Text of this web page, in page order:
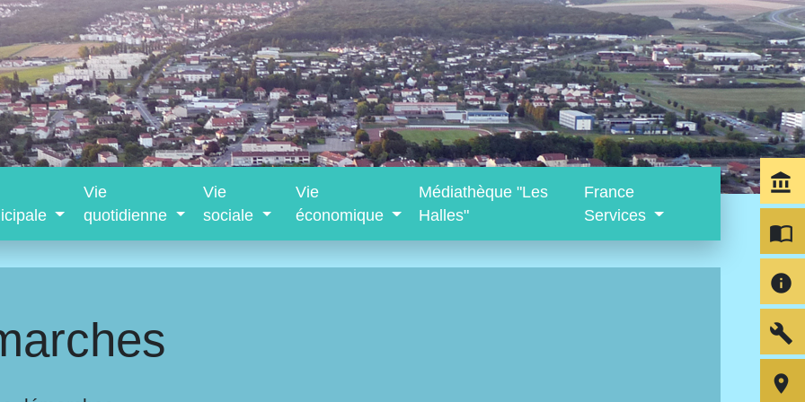
Vie
quotidienne
Vie
sociale
Vie
économique
Médiathèque "Les
Halles"
France
Services
account_balance
import_contacts
info
build
room